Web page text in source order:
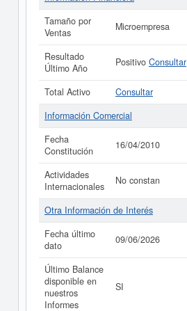
Tamaño por
Ventas
Microempresa
Resultado
Último Año
Positivo Consultar
Total Activo
Consultar
Información Comercial
Fecha
Constitución
16/04/2010
Actividades
Internacionales
No constan
Otra Información de Interés
Fecha último
dato
09/06/2026
Último Balance
disponible en
nuestros
Informes
SI